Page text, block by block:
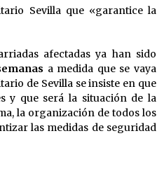
Sevilla que «garantice la
afectadas ya han sido
a medida que se vaya
de Sevilla se insiste en que
y que será la situación de la
la organización de todos los
las medidas de seguridad